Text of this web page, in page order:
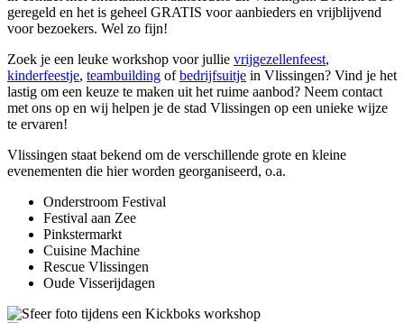
geregeld en het is geheel GRATIS voor aanbieders en vrijblijvend
voor bezoekers. Wel zo fijn!
Zoek je een leuke workshop voor jullie vrijgezellenfeest,
kinderfeestje, teambuilding ofbedrijfsuitje in Vlissingen? Vind je het
lastig om een keuze te maken uit het ruime aanbod? Neem contact
met ons op en wij helpen je de stad Vlissingen op een unieke wijze
te ervaren!
Vlissingen staat bekend om de verschillende grote en kleine
evenementen die hier worden georganiseerd, o.a.
Onderstroom Festival
Festival aan Zee
Pinkstermarkt
Cuisine Machine
Rescue Vlissingen
Oude Visserijdagen